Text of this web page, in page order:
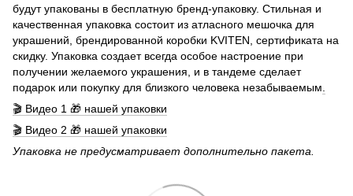
будут упакованы в бесплатную бренд-упаковку. Стильная и
качественная упаковка состоит из атласного мешочка для
украшений, брендированной коробки KVITEN, сертификата на
скидку. Упаковка создает всегда особое настроение при
получении желаемого украшения, и в тандеме сделает
подарок или покупку для близкого человека незабываемым
🎬 Видео 1 🎁 нашей упаковки
🎬 Видео 2 🎁 нашей упаковки
Упаковка не предусматривает дополнительно пакета.